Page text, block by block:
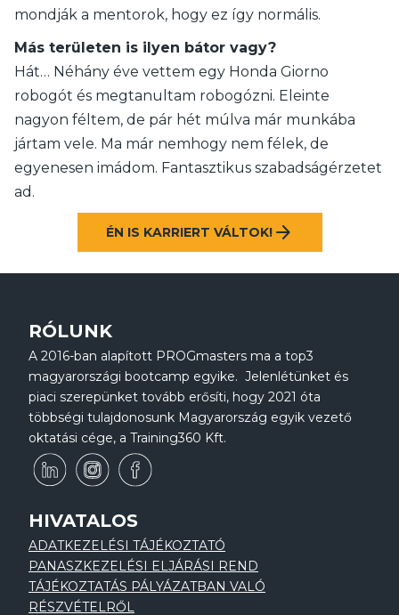
mondják a mentorok, hogy ez így normális.
Más területen is ilyen bátor vagy?
Hát… Néhány éve vettem egy Honda Giorno
robogót és megtanultam robogózni. Eleinte
nagyon féltem, de pár hét múlva már munkába
jártam vele. Ma már nemhogy nem félek, de
egyenesen imádom. Fantasztikus szabadságérzetet
ad.
ÉN IS KARRIERT VÁLTOK!arrow_forward
RÓLUNK
A 2016-ban alapított PROGmasters ma a top3
magyarországi bootcamp egyike. Jelenlétünket és
piaci szerepünket tovább erősíti, hogy 2021 óta
többségi tulajdonosunk Magyarország egyik vezető
oktatási cége, a Training360 Kft.
HIVATALOS
ADATKEZELÉSI TÁJÉKOZTATÓ
PANASZKEZELÉSI ELJÁRÁSI REND
TÁJÉKOZTATÁS PÁLYÁZATBAN VALÓ
RÉSZVÉTELRŐL